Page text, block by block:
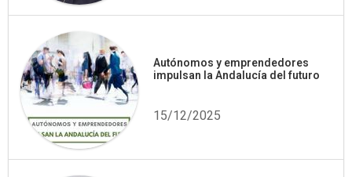
Autónomos y emprendedores
impulsan la Andalucía del futuro
15/12/2025